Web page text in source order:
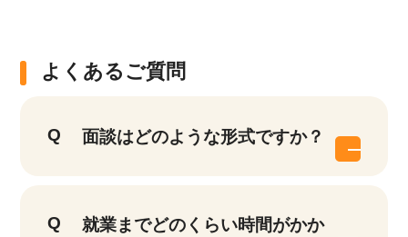
よくあるご質問
面談はどのような形式ですか？
就業までどのくらい時間がかか